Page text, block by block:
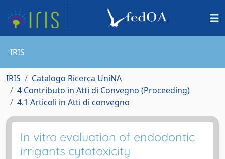
IRIS
IRIS
Catalogo Ricerca UniNA
4 Contributo in Atti di Convegno (Proceeding)
4.1 Articoli in Atti di convegno
In vitro evaluation of endodontic
irrigants cytotoxicity